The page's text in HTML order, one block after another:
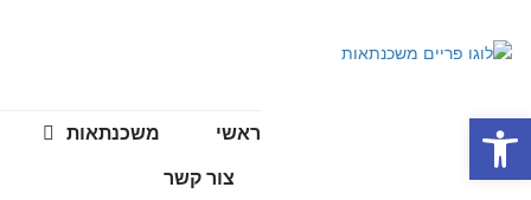
ראשי משכנתאות
צור קשר
פתח סרגל נגישות